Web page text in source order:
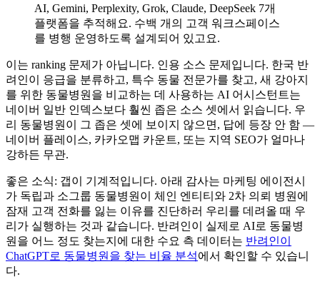
AI, Gemini, Perplexity, Grok, Claude, DeepSeek 7개
플랫폼을 추적해요. 수백 개의 고객 워크스페이스
를 병행 운영하도록 설계되어 있고요.
이는 ranking 문제가 아닙니다. 인용 소스 문제입니다. 한국 반
려인이 응급을 분류하고, 특수 동물 전문가를 찾고, 새 강아지
를 위한 동물병원을 비교하는 데 사용하는 AI 어시스턴트는
네이버 일반 인덱스보다 훨씬 좁은 소스 셋에서 읽습니다. 우
리 동물병원이 그 좁은 셋에 보이지 않으면, 답에 등장 안 함 —
네이버 플레이스, 카카오맵 카운트, 또는 지역 SEO가 얼마나
강하든 무관.
좋은 소식: 갭이 기계적입니다. 아래 감사는 마케팅 에이전시
가 독립과 소그룹 동물병원이 체인 엔티티와 2차 의뢰 병원에
잠재 고객 전화를 잃는 이유를 진단하러 우리를 데려올 때 우
리가 실행하는 것과 같습니다. 반려인이 실제로 AI로 동물병
원을 어느 정도 찾는지에 대한 수요 측 데이터는 반려인이
ChatGPT로 동물병원을 찾는 비율 분석에서 확인할 수 있습니
다.